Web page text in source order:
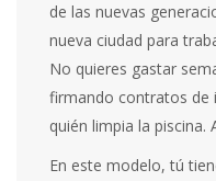
de las nuevas
nueva ciudad para
No quieres gastar
firmando contratos de
quién limpia la piscina.
En este modelo, tú